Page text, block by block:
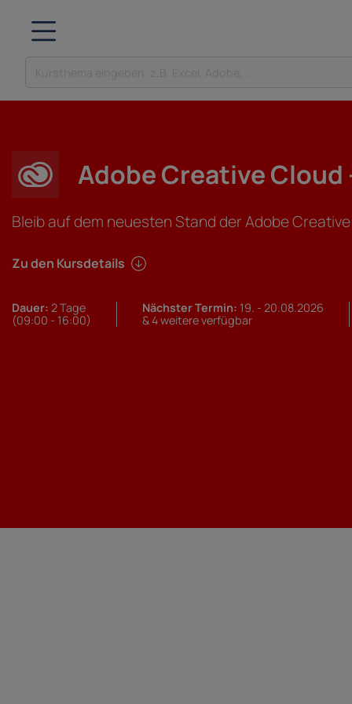
Adobe Creative
Bleib auf dem neuesten Stand der Adobe
Zu den Kursdetails
Dauer: 2 Tage
(09:00 - 16:00)
Nächster Termin: 19. - 20.08.2026
& 4 weitere verfügbar